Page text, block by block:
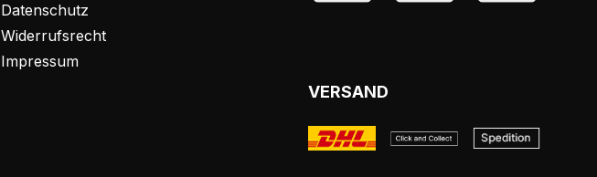
Datenschutz
Widerrufsrecht
Impressum
VERSAND